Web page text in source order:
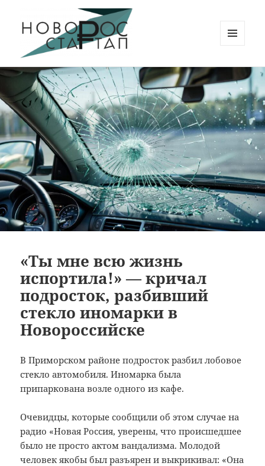
Новорос Стартап
ВИДЖЕТЫ
«Ты мне всю жизнь
испортила!» — кричал
подросток, разбивший
стекло иномарки в
Новороссийске
В Приморском районе подросток разбил лобовое
стекло автомобиля. Иномарка была
припаркована возле одного из кафе.
Очевидцы, которые сообщили об этом случае на
радио «Новая Россия, уверены, что происшедшее
было не просто актом вандализма. Молодой
человек якобы был разъярен и выкрикивал: «Она